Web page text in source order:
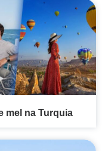
mel na Turquia